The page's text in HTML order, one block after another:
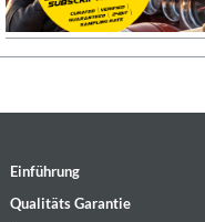
Einführung
Qualitäts Garantie